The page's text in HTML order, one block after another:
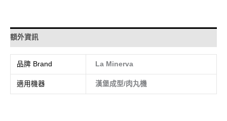
額外資訊
品牌 Brand La Minerva
適用機器 漢堡成型/肉丸機